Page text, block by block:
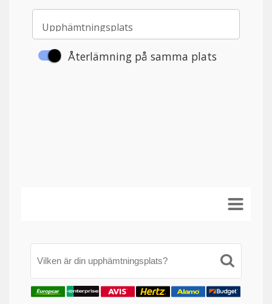
Vilken är din upphämtningsplats?